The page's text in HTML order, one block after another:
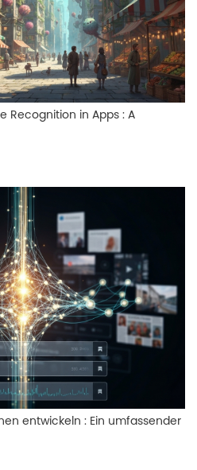
Recognition in Apps : A
entwickeln : Ein umfassender